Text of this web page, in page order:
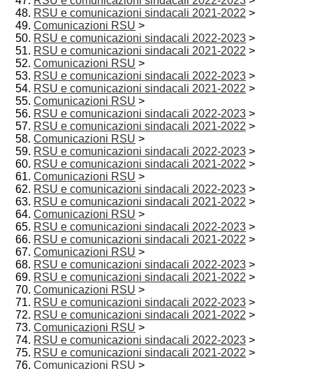
RSU e comunicazioni sindacali 2021-2022 >
Comunicazioni RSU >
RSU e comunicazioni sindacali 2022-2023 >
RSU e comunicazioni sindacali 2021-2022 >
Comunicazioni RSU >
RSU e comunicazioni sindacali 2022-2023 >
RSU e comunicazioni sindacali 2021-2022 >
Comunicazioni RSU >
RSU e comunicazioni sindacali 2022-2023 >
RSU e comunicazioni sindacali 2021-2022 >
Comunicazioni RSU >
RSU e comunicazioni sindacali 2022-2023 >
RSU e comunicazioni sindacali 2021-2022 >
Comunicazioni RSU >
RSU e comunicazioni sindacali 2022-2023 >
RSU e comunicazioni sindacali 2021-2022 >
Comunicazioni RSU >
RSU e comunicazioni sindacali 2022-2023 >
RSU e comunicazioni sindacali 2021-2022 >
Comunicazioni RSU >
RSU e comunicazioni sindacali 2022-2023 >
RSU e comunicazioni sindacali 2021-2022 >
Comunicazioni RSU >
RSU e comunicazioni sindacali 2022-2023 >
RSU e comunicazioni sindacali 2021-2022 >
Comunicazioni RSU >
RSU e comunicazioni sindacali 2022-2023 >
RSU e comunicazioni sindacali 2021-2022 >
Comunicazioni RSU >